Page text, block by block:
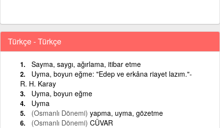
Türkçe - Türkçe
Sayma, saygı, ağırlama, itibar etme
Uyma, boyun eğme: "Edep ve erkâna riayet lazım."-
R. H. Karay
Uyma, boyun eğme
Uyma
(Osmanlı Dönemi) yapma, uyma, gözetme
(Osmanlı Dönemi) CÜVAR